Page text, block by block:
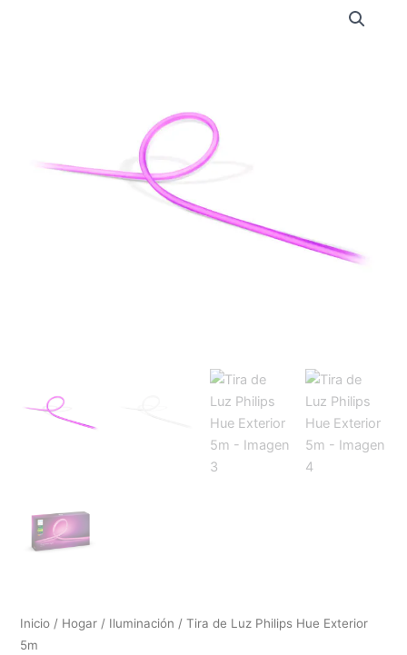
Inicio / Hogar / Iluminación / Tira de Luz Philips Hue Exterior
5m